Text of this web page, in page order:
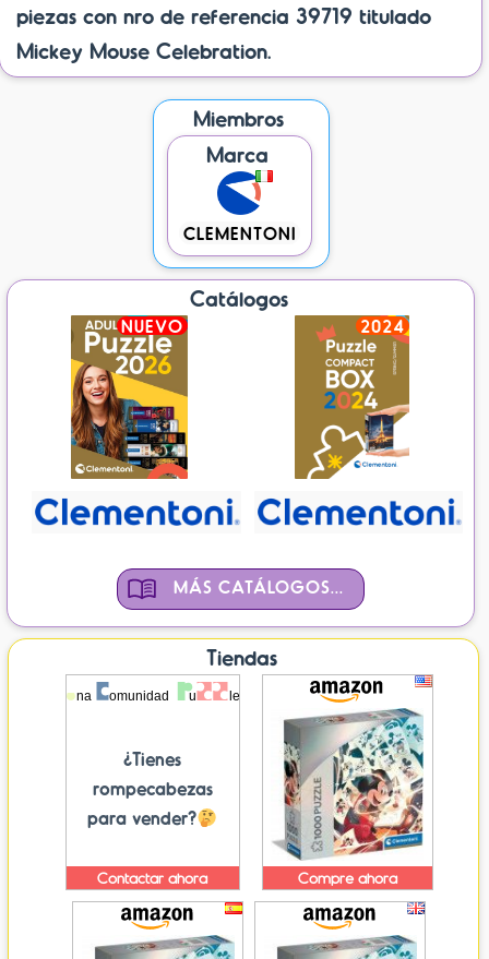
piezas con nro de referencia 39719 titulado
Mickey Mouse Celebration.
Miembros
Marca
CLEMENTONI
Catálogos
NUEVO 2024
MÁS CATÁLOGOS...
Tiendas
¿Tienes
rompecabezas
para vender?
Contactar ahora Compre ahora